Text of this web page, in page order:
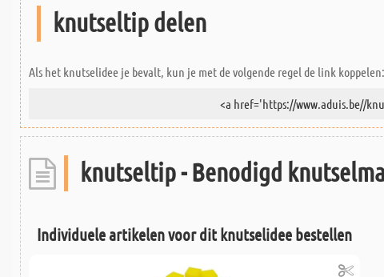
knutseltip delen
Als het knutselidee je bevalt, kun je met de volgende regel de link koppelen:
knutseltip - Benodigd
Individuele artikelen voor dit knutselidee bestellen